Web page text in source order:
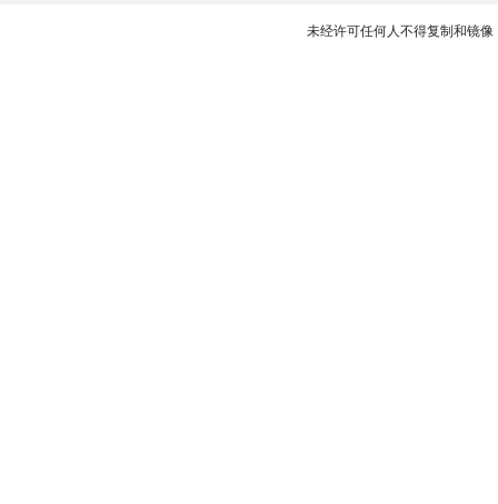
未经许可任何人不得复制和镜